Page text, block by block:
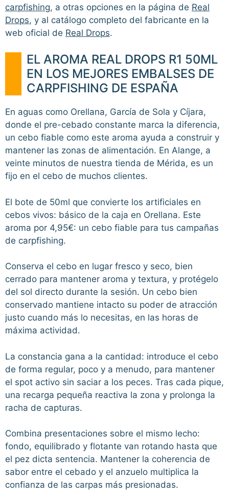
carpfishing, a otras opciones en la página de Real
Drops, y al catálogo completo del fabricante en la
web oficial de Real Drops.
EL AROMA REAL DROPS R1 50ML
EN LOS MEJORES EMBALSES DE
CARPFISHING DE ESPAÑA
En aguas como Orellana, García de Sola y Cíjara,
donde el pre-cebado constante marca la diferencia,
un cebo fiable como este aroma ayuda a construir y
mantener las zonas de alimentación. En Alange, a
veinte minutos de nuestra tienda de Mérida, es un
fijo en el cebo de muchos clientes.
El bote de 50ml que convierte los artificiales en
cebos vivos: básico de la caja en Orellana. Este
aroma por 4,95€: un cebo fiable para tus campañas
de carpfishing.
Conserva el cebo en lugar fresco y seco, bien
cerrado para mantener aroma y textura, y protégelo
del sol directo durante la sesión. Un cebo bien
conservado mantiene intacto su poder de atracción
justo cuando más lo necesitas, en las horas de
máxima actividad.
La constancia gana a la cantidad: introduce el cebo
de forma regular, poco y a menudo, para mantener
el spot activo sin saciar a los peces. Tras cada pique,
una recarga pequeña reactiva la zona y prolonga la
racha de capturas.
Combina presentaciones sobre el mismo lecho:
fondo, equilibrado y flotante van rotando hasta que
el pez dicta sentencia. Mantener la coherencia de
sabor entre el cebado y el anzuelo multiplica la
confianza de las carpas más presionadas.